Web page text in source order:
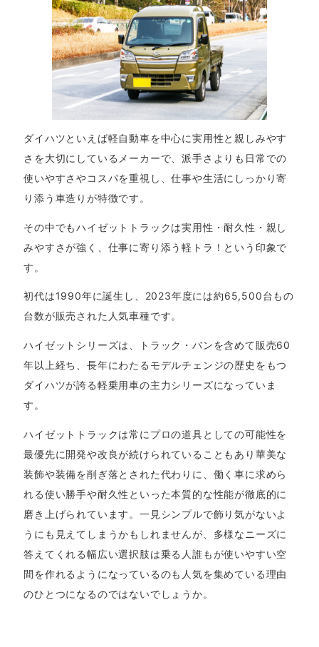
ダイハツといえば軽自動車を中心に実用性と親しみやす
さを大切にしているメーカーで、派手さよりも日常での
使いやすさやコスパを重視し、仕事や生活にしっかり寄
り添う車造りが特徴です。
その中でもハイゼットトラックは実用性・耐久性・親し
みやすさが強く、仕事に寄り添う軽トラ！という印象で
す。
初代は1990年に誕生し、2023年度には約65,500台もの
台数が販売された人気車種です。
ハイゼットシリーズは、トラック・バンを含めて販売60
年以上経ち、長年にわたるモデルチェンジの歴史をもつ
ダイハツが誇る軽乗用車の主力シリーズになっていま
す。
ハイゼットトラックは常にプロの道具としての可能性を
最優先に開発や改良が続けられていることもあり華美な
装飾や装備を削ぎ落とされた代わりに、働く車に求めら
れる使い勝手や耐久性といった本質的な性能が徹底的に
磨き上げられています。一見シンプルで飾り気がないよ
うにも見えてしまうかもしれませんが、多様なニーズに
答えてくれる幅広い選択肢は乗る人誰もが使いやすい空
間を作れるようになっているのも人気を集めている理由
のひとつになるのではないでしょうか。